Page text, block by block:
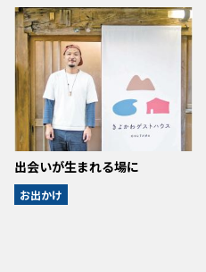
出会いが生まれる場に
お出かけ